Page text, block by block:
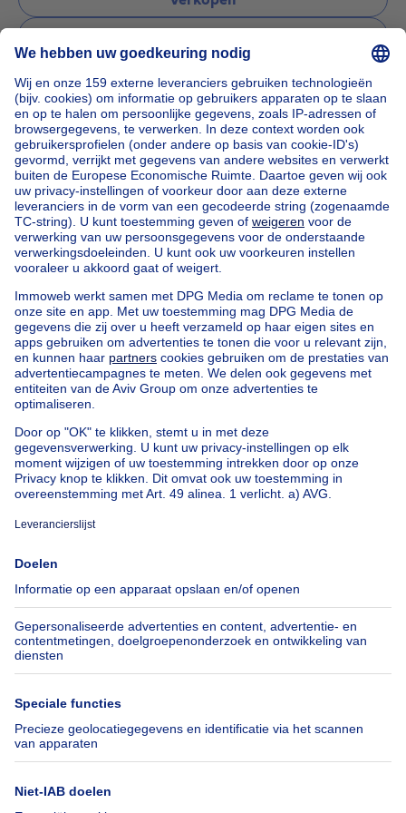
Een vraag stellen
Home
Agentschappen
Agentschappen in Bruxelles
TRIOR Louise
Onze huizen buiten BelgiëHuis te koop Frankrijk
Huis te koop Spanje
Huis te koop Italië
Huis te koop Luxemburg
Huis te koop Nederland
Goedkoop vastgoedGoedkoop huis te koop
Goedkope appartementen te huur
Onze huurwoningen met slaapkamers
Appartement te koop met 3 slaapkamers Oostende
Huis te koop met 3 slaapkamers Stene
Huis te koop met 3 slaapkamers Deurne
Over
Immoweb
Pers
Jobs
Axel Springer Group
SeLoger.com
Immowelt.de
Tools
Belfius
Verzekeringen
Verhuis checklist
Hulp
Veelgestelde vragen
Volg ons